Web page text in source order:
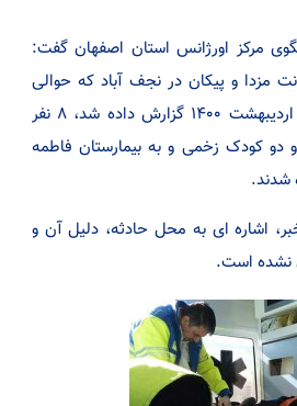
مرکز اورژانس استان اصفهان گفت:
مزدا و پیکان در نجف آباد که حوالی
ساعت ۴ عصر شنبه ۲۵ اردیبهشت ۱۴۰۰ گزارش داده شد، ۸ نفر
دو کودک زخمی و به بیمارستان فاطمه
شدند.
اشاره ای به محل حادثه، دلیل آن و
نشده است.